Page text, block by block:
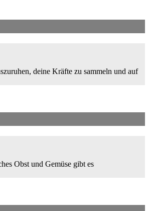
deine Kräfte zu sammeln und auf
Obst und Gemüse gibt es